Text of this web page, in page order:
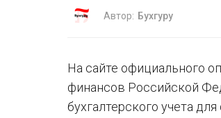
Автор: Бухгуру
На сайте официального
финансов Российской
бухгалтерского учета